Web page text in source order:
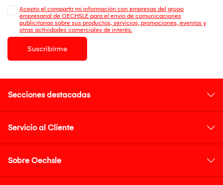
Acepto el compartir mi información con empresas del grupo
empresarial de OECHSLE para el envío de comunicaciones
publicitarias sobre sus productos, servicios, promociones, eventos y
otras actividades comerciales de interés.
Suscribirme
Secciones destacadas
Servicio al Cliente
Sobre Oechsle